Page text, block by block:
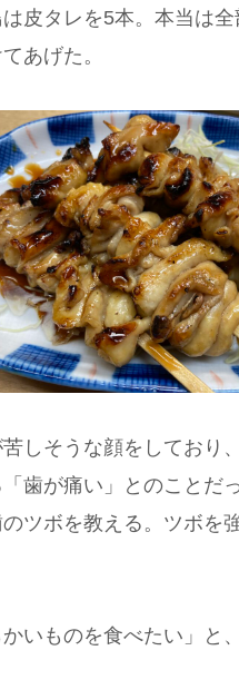
皮タレを5本。本当は
あげた。
しそうな顔をしており
「歯が痛い」とのことだ
のツボを教える。ツボを
かいものを食べたい」と